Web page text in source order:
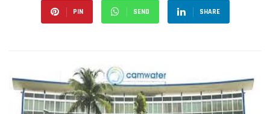
PIN SEND SHARE